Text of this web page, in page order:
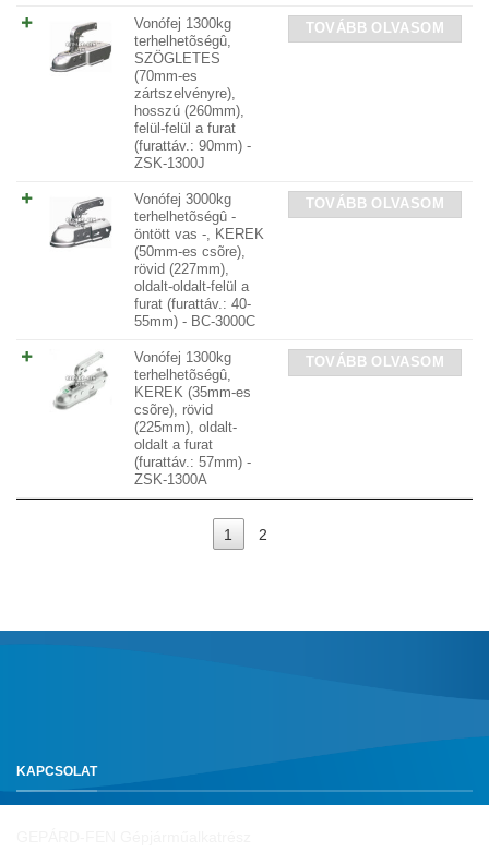
Vonófej 1300kg
terhelhetõségû,
SZÖGLETES
(70mm-es
zártszelvényre),
hosszú (260mm),
felül-felül a furat
(furattáv.: 90mm) -
ZSK-1300J
TOVÁBB OLVASOM
Vonófej 3000kg
terhelhetõségû -
öntött vas -, KEREK
(50mm-es csõre),
rövid (227mm),
oldalt-oldalt-felül a
furat (furattáv.: 40-
55mm) - BC-3000C
TOVÁBB OLVASOM
Vonófej 1300kg
terhelhetõségû,
KEREK (35mm-es
csõre), rövid
(225mm), oldalt-
oldalt a furat
(furattáv.: 57mm) -
ZSK-1300A
TOVÁBB OLVASOM
1 2
KAPCSOLAT